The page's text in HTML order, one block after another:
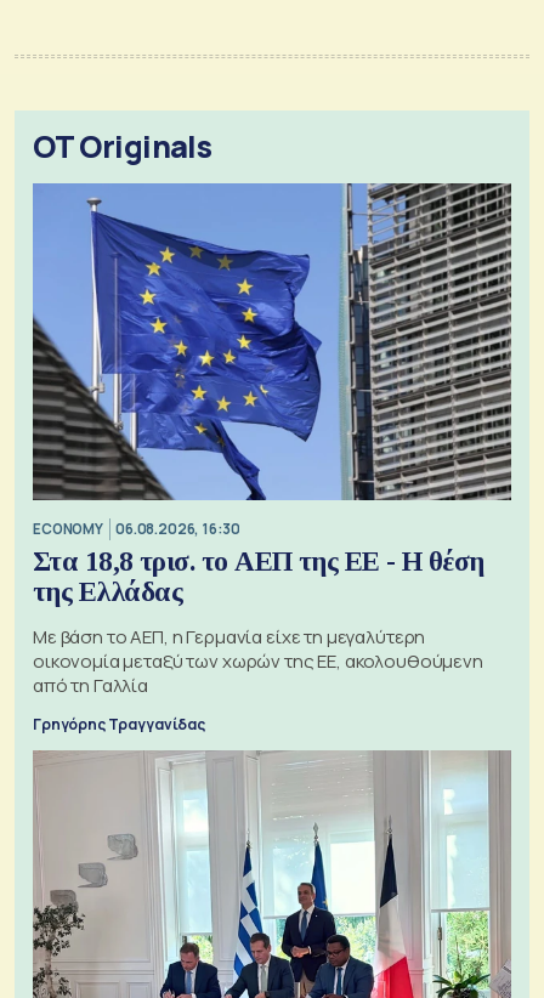
OT Originals
ECONOMY 06.08.2026, 16:30
Στα 18,8 τρισ. το ΑΕΠ της ΕΕ - Η θέση
της Ελλάδας
Με βάση το ΑΕΠ, η Γερμανία είχε τη μεγαλύτερη
οικονομία μεταξύ των χωρών της ΕΕ, ακολουθούμενη
από τη Γαλλία
Γρηγόρης Τραγγανίδας